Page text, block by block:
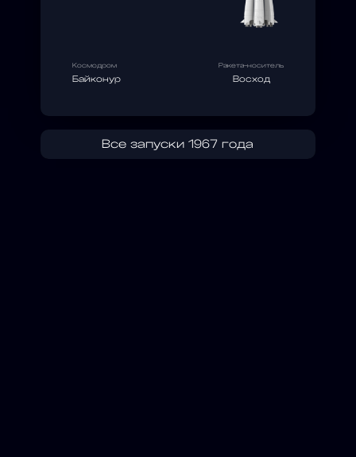
Космодром
Байконур
Ракета-носитель
Восход
Все запуски 1967 года